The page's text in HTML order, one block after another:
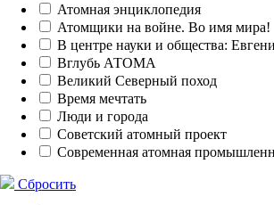
Атомная энциклопедия
Атомщики на войне. Во имя мира!
В центре науки и общества:
Вглубь АТОМА
Великий Северный поход
Время мечтать
Люди и города
Советский атомный проект
Современная атомная
Сбросить